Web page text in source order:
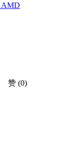
AMD
赞 (0)